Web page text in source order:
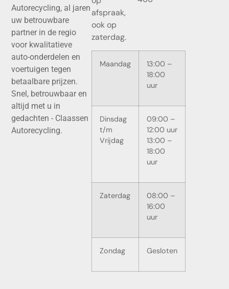
Autorecycling, al jaren
uw betrouwbare
partner in de regio
voor kwalitatieve
auto-onderdelen en
voertuigen tegen
betaalbare prijzen.
Snel, betrouwbaar en
altijd met u in
gedachten - Claassen
Autorecycling.
afspraak,
ook op
zaterdag.
Maandag
13:00 –
18:00
uur
Dinsdag
t/m
Vrijdag
09:00 –
12:00 uur
13:00 –
18:00
uur
Zaterdag
08:00 –
16:00
uur
Zondag Gesloten